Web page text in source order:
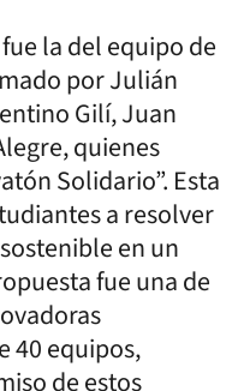
la del equipo de
por Julián
Gilí, Juan
quienes
Solidario”. Esta
a resolver
en un
fue una de
40 equipos,
de estos